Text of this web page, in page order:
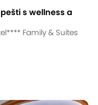
s wellness a
Family & Suites